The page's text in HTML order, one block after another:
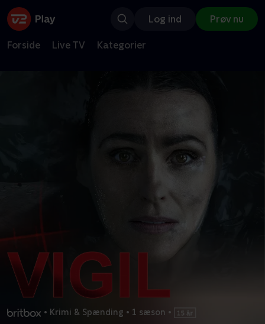
Log ind Prøv nu
Forside Live TV Kategorier
• Krimi & Spænding • 1 sæson •